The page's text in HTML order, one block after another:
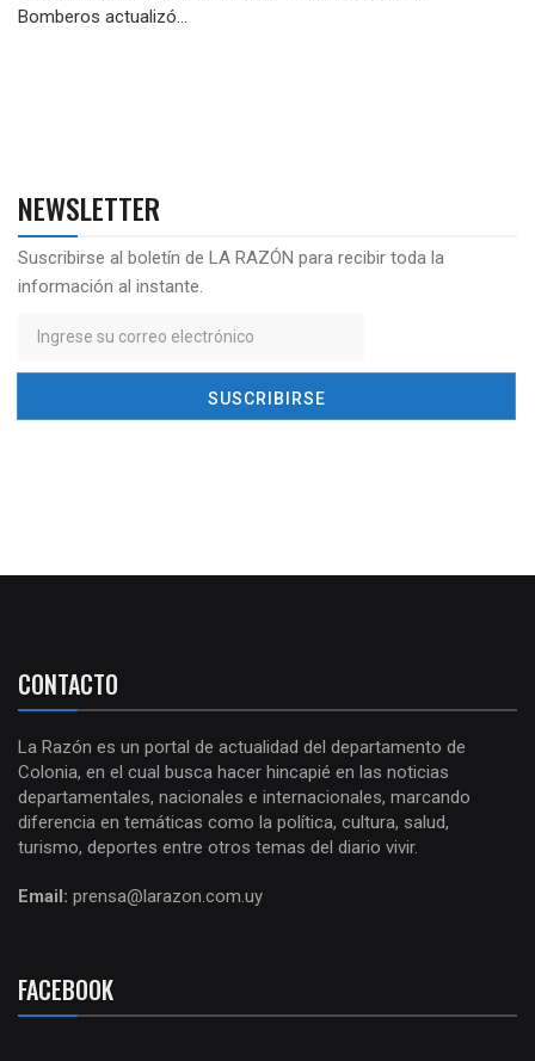
Bomberos actualizó...
NEWSLETTER
Suscribirse al boletín de LA RAZÓN para recibir toda la
información al instante.
CONTACTO
La Razón es un portal de actualidad del departamento de
Colonia, en el cual busca hacer hincapié en las noticias
departamentales, nacionales e internacionales, marcando
diferencia en temáticas como la política, cultura, salud,
turismo, deportes entre otros temas del diario vivir.
Email: prensa@larazon.com.uy
FACEBOOK